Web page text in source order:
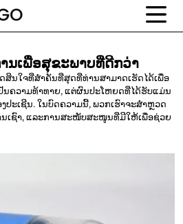
ນເພື່ອສຸຂະພາບທີ່ດີກວ່າ
ສິນໃຈທີ່ສໍາຄັນທີ່ສຸດທີ່ທ່ານສາມາດເຮັດໄດ້ເພື່ອ
ນຄວາມທ້າທາຍ, ແຕ່ຜົນປະໂຫຍດທີ່ໄດ້ຮັບແມ່ນ
ປະເຊີນ. ໃນບົດຄວາມນີ້, ພວກເຮົາຈະສໍາຫຼວດ
ເຊົາ, ແລະການສະໜັບສະໜູນທີ່ມີໃຫ້ເພື່ອຊ່ວຍ